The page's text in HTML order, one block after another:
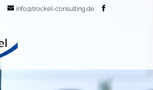
info@trockel-consulting.de